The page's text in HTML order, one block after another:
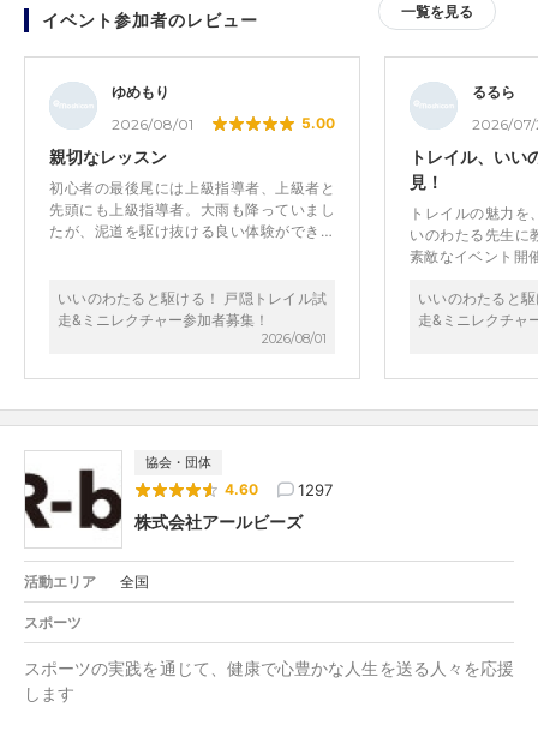
と競わず自分のペースで淡々と臨む人。 「Fields」は、それぞれ
が思いを持ってチャレンジするスポーツフィールドを提供するこ
とにより、 健康で活力のあるライフスタイルをご提案いたしま
す。 アウドドアでのスポーツイベントの参加を通して、自然に
対する感謝の気持ちや、また、それぞれの地域が持つ特性や魅力
地域と一体となってプログラム作りに取り組んでいます。
イベント参加者のレビュー 一覧を見る
ゆめもり
2026/08/01
5.00
親切なレッスン
初心者の最後尾には上級指導者、上級者と
先頭にも上級指導者。大雨も降っていまし
たが、泥道を駆け抜ける良い体験ができま
んとの記念撮影も嬉しかったです。 ミニレ
クチャー終了後、主催者からのサプライズ
いいのわたると駆ける！ 戸隠トレイル試
走&ミニレクチャー参加者募集！
2026/08/01
るるら
2026/07/
トレイル、いい
見！
トレイルの魅力を
いのわたる先生に
素敵なイベント開
や事前に余地出
イルに参加する
いいのわたると
走&ミニレクチャ
協会・団体
4.60 1297
株式会社アールビーズ
活動エリア 全国
スポーツ
スポーツの実践を通じて、健康で心豊かな人生を送る人々を応援
します